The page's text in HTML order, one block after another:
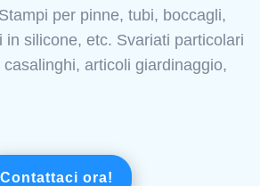
per pinne, tubi, boccagli,
in silicone, etc. Svariati particolari
articoli giardinaggio,
Contattaci ora!